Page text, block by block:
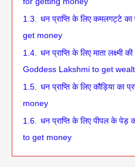
1.3. धन प्राप्ति के लिए कमलगट्टे
get money
1.4. धन प्राप्ति के लिए माता
Goddess Lakshmi to get
1.5. धन प्राप्ति के लिए कौड़िया
money
1.6. धन प्राप्ति के लिए पीपल के
to get money